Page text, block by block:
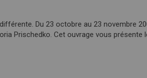
Du 23 octobre au 23 novembre
Prischedko. Cet ouvrage vous présente